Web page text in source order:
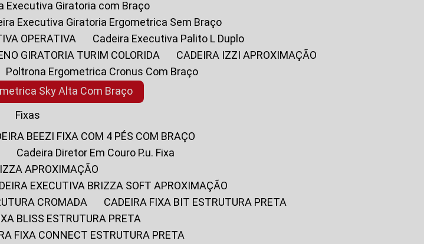
Executiva Giratoria com Braço
Executiva Giratoria Ergometrica Sem Braço
OPERATIVA
Cadeira Executiva Palito L Duplo
GIRATORIA TURIM COLORIDA
CADEIRA IZZI APROXIMAÇÃO
Poltrona Ergometrica Cronus Com Braço
Sky Alta Com Braço
Fixas
BEEZI FIXA COM 4 PÉS COM BRAÇO
Cadeira Diretor Em Couro P.u. Fixa
APROXIMAÇÃO
EXECUTIVA BRIZZA SOFT APROXIMAÇÃO
CROMADA
CADEIRA FIXA BIT ESTRUTURA PRETA
BLISS ESTRUTURA PRETA
FIXA CONNECT ESTRUTURA PRETA